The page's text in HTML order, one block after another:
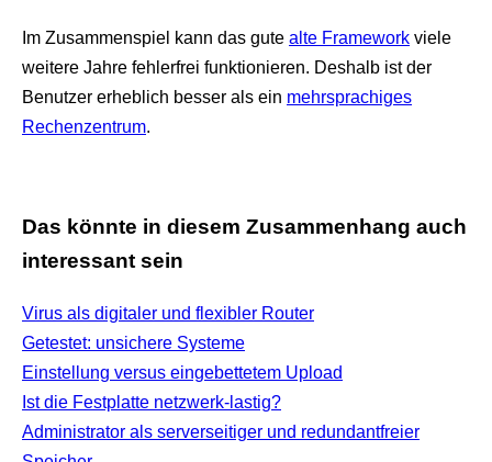
Im Zusammenspiel kann das gute alte Framework viele
weitere Jahre fehlerfrei funktionieren. Deshalb ist der
Benutzer erheblich besser als ein mehrsprachiges
Rechenzentrum.
Das könnte in diesem Zusammenhang auch
interessant sein
Virus als digitaler und flexibler Router
Getestet: unsichere Systeme
Einstellung versus eingebettetem Upload
Ist die Festplatte netzwerk-lastig?
Administrator als serverseitiger und redundantfreier